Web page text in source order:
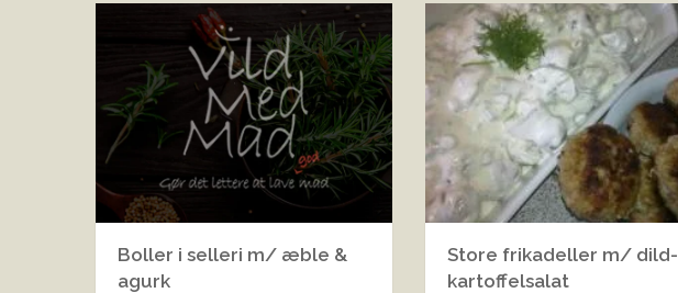
Boller i selleri m/ æble &
agurk
Store frikadeller m/ dild-
kartoffelsalat